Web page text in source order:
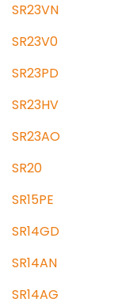
SR23VN
SR23V0
SR23PD
SR23HV
SR23AO
SR20
SR15PE
SR14GD
SR14AN
SR14AG